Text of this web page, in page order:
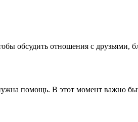
обсудить отношения с друзьями,
помощь. В этот момент важно